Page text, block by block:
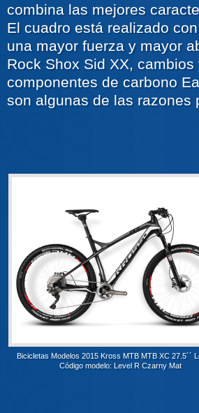
combina las mejores
El cuadro está realizado
una mayor fuerza y mayor
Rock Shox Sid XX,
componentes de carbono
son algunas de las razones
Bicicletas Modelos 2015 Kross MTB MTB XC 27.5´´
Código modelo: Level R Czarny Mat